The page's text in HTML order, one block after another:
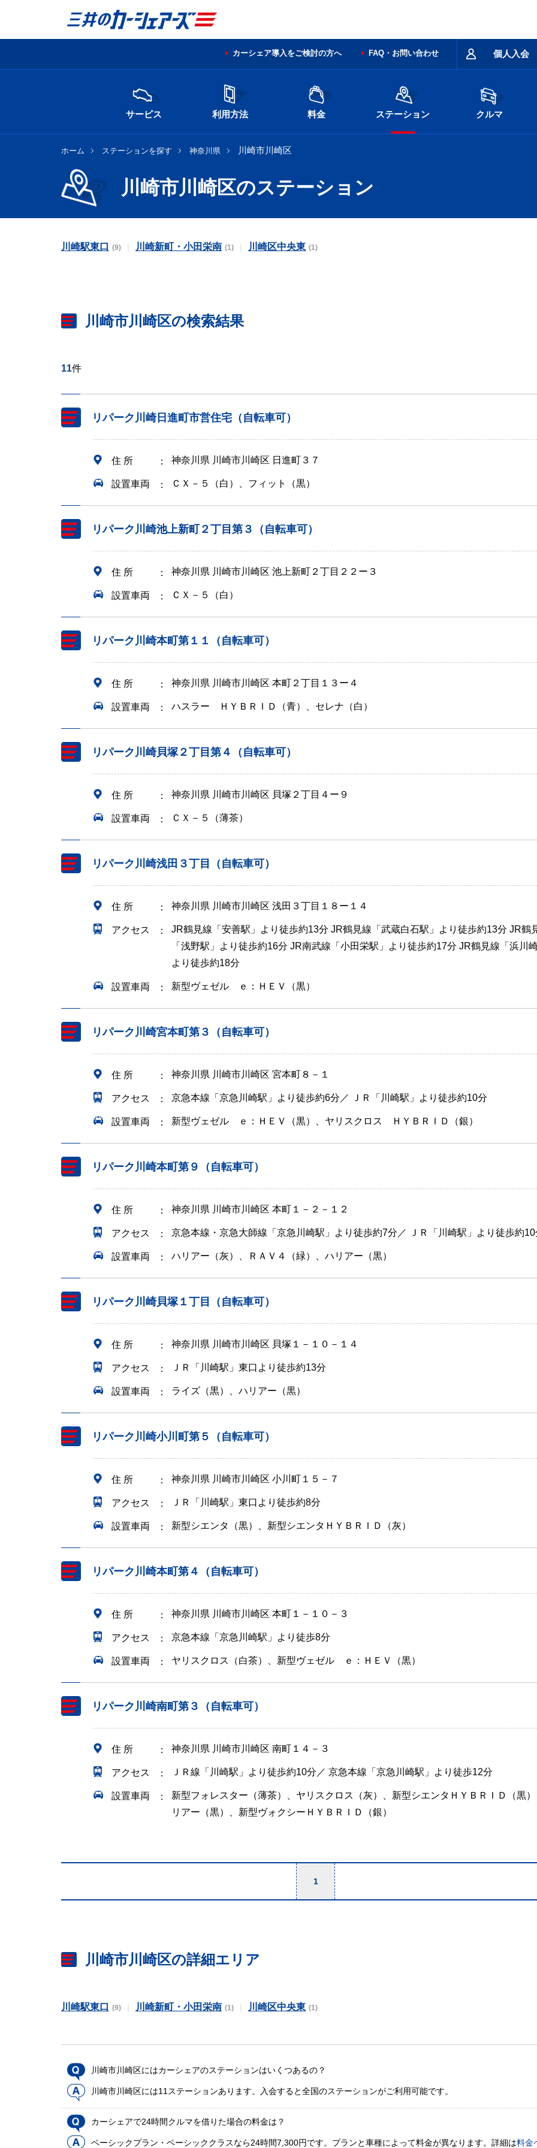
個人入会
カーシェア導入をご検討の方へ FAQ・お問い合わせ
サービス 利用方法 料金 ステーション クルマ
ホーム ステーションを探す 神奈川県 川崎市川崎区
川崎市川崎区のステーション
川崎駅東口 (9) 川崎新町・小田栄南 (1) 川崎区中央東 (1)
川崎市川崎区の検索結果
11件
リパーク川崎日進町市営住宅（自転車可）
住 所 神奈川県 川崎市川崎区 日進町３７
設置車両 ＣＸ－５（白）、フィット（黒）
リパーク川崎池上新町２丁目第３（自転車可）
住 所 神奈川県 川崎市川崎区 池上新町２丁目２２ー３
設置車両 ＣＸ－５（白）
リパーク川崎本町第１１（自転車可）
住 所 神奈川県 川崎市川崎区 本町２丁目１３ー４
設置車両 ハスラー ＨＹＢＲＩＤ（青）、セレナ（白）
リパーク川崎貝塚２丁目第４（自転車可）
住 所 神奈川県 川崎市川崎区 貝塚２丁目４ー９
設置車両 ＣＸ－５（薄茶）
リパーク川崎浅田３丁目（自転車可）
住 所 神奈川県 川崎市川崎区 浅田３丁目１８ー１４
アクセス
JR鶴見線「安善駅」より徒歩約13分 JR鶴見線「武蔵白石駅」より徒歩約13分 JR鶴
「浅野駅」より徒歩約16分 JR南武線「小田栄駅」より徒歩約17分 JR鶴見線「浜川
より徒歩約18分
設置車両 新型ヴェゼル ｅ：ＨＥＶ（黒）
リパーク川崎宮本町第３（自転車可）
住 所 神奈川県 川崎市川崎区 宮本町８－１
アクセス 京急本線「京急川崎駅」より徒歩約6分／ ＪＲ「川崎駅」より徒歩約10分
設置車両 新型ヴェゼル ｅ：ＨＥＶ（黒）、ヤリスクロス ＨＹＢＲＩＤ（銀）
リパーク川崎本町第９（自転車可）
住 所 神奈川県 川崎市川崎区 本町１－２－１２
アクセス 京急本線・京急大師線「京急川崎駅」より徒歩約7分／ ＪＲ「川崎駅」より徒歩約10
設置車両 ハリアー（灰）、ＲＡＶ４（緑）、ハリアー（黒）
リパーク川崎貝塚１丁目（自転車可）
住 所 神奈川県 川崎市川崎区 貝塚１－１０－１４
アクセス ＪＲ「川崎駅」東口より徒歩約13分
設置車両 ライズ（黒）、ハリアー（黒）
リパーク川崎小川町第５（自転車可）
住 所 神奈川県 川崎市川崎区 小川町１５－７
アクセス ＪＲ「川崎駅」東口より徒歩約8分
設置車両 新型シエンタ（黒）、新型シエンタＨＹＢＲＩＤ（灰）
リパーク川崎本町第４（自転車可）
住 所 神奈川県 川崎市川崎区 本町１－１０－３
アクセス 京急本線「京急川崎駅」より徒歩8分
設置車両 ヤリスクロス（白茶）、新型ヴェゼル ｅ：ＨＥＶ（黒）
リパーク川崎南町第３（自転車可）
住 所 神奈川県 川崎市川崎区 南町１４－３
アクセス ＪＲ線「川崎駅」より徒歩約10分／ 京急本線「京急川崎駅」より徒歩12分
設置車両
新型フォレスター（薄茶）、ヤリスクロス（灰）、新型シエンタＨＹＢＲＩＤ（黒
リアー（黒）、新型ヴォクシーＨＹＢＲＩＤ（銀）
1
川崎市川崎区の詳細エリア
川崎駅東口 (9) 川崎新町・小田栄南 (1) 川崎区中央東 (1)
川崎市川崎区にはカーシェアのステーションはいくつあるの？
川崎市川崎区には11ステーションあります。入会すると全国のステーションがご利用可能です。
カーシェアで24時間クルマを借りた場合の料金は？
ベーシックプラン・ベーシッククラスなら24時間7,300円です。プランと車種によって料金が異なります。詳細は料金